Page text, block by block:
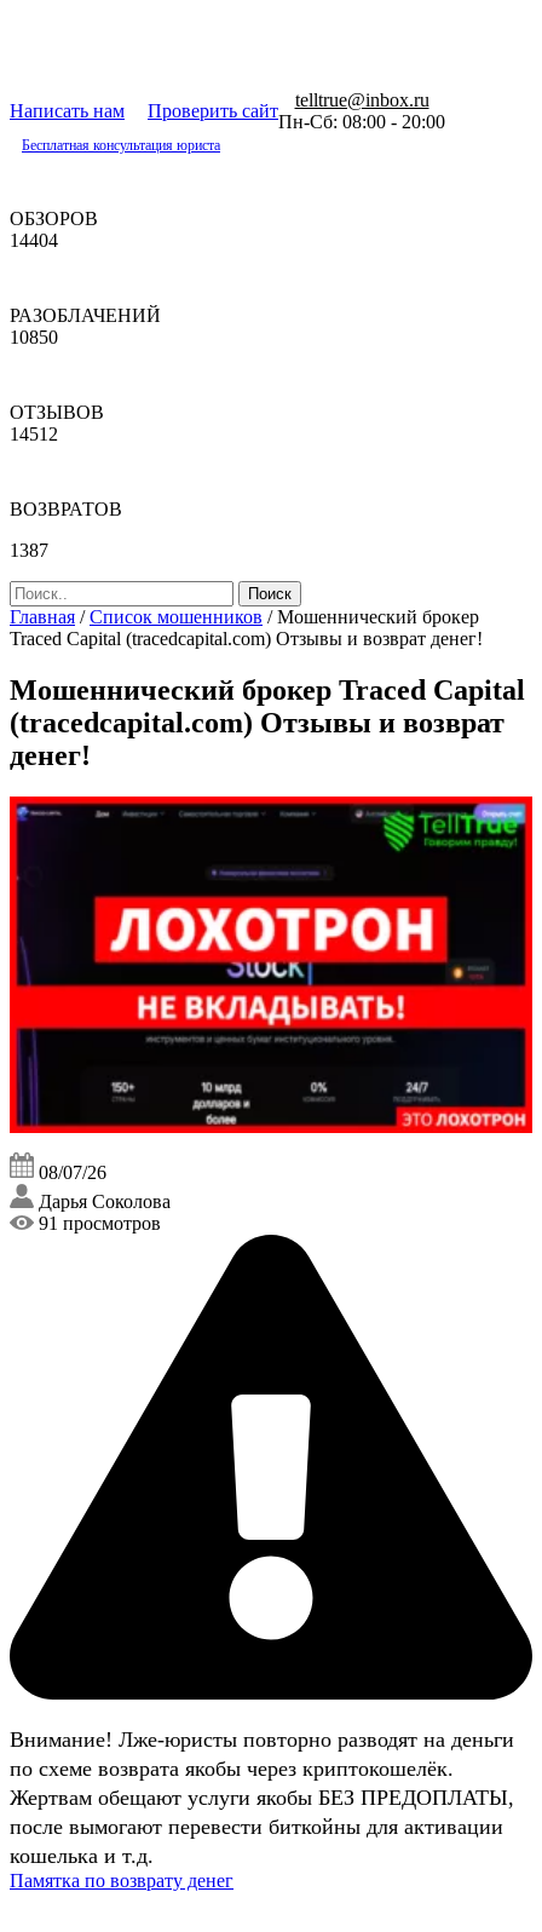
Написать нам Проверить сайт
telltrue@inbox.ru
Пн-Сб: 08:00 - 20:00
Бесплатная консультация юриста
ОБЗОРОВ
14404
РАЗОБЛАЧЕНИЙ
10850
ОТЗЫВОВ
14512
ВОЗВРАТОВ
1387
Главная /Список мошенников /Мошеннический брокер
Traced Capital (tracedcapital.com) Отзывы и возврат денег!
Мошеннический брокер Traced Capital
(tracedcapital.com) Отзывы и возврат
денег!
08/07/26
Дарья Соколова
91 просмотров
Внимание! Лже-юристы повторно разводят на деньги
по схеме возврата якобы через криптокошелёк.
Жертвам обещают услуги якобы БЕЗ ПРЕДОПЛАТЫ,
после вымогают перевести биткойны для активации
кошелька и т.д.
Памятка по возврату денег